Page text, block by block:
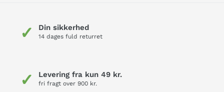
✓ Din sikkerhed
14 dages fuld returret
✓ Levering fra kun 49 kr.
fri fragt over 900 kr.